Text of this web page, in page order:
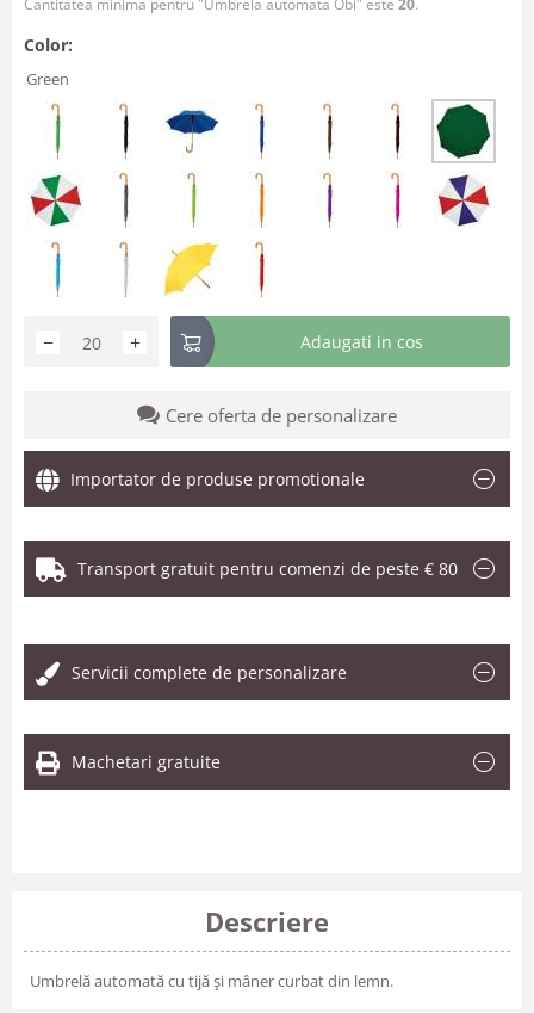
Cantitatea minima pentru "Umbrela automata Obi" este 20.
Color:
Green
+
− Adaugati in cos
Cere oferta de personalizare
Importator de produse promotionale
Transport gratuit pentru comenzi de peste € 80
Servicii complete de personalizare
Machetari gratuite
Descriere
Umbrelă automată cu tijă şi mâner curbat din lemn.